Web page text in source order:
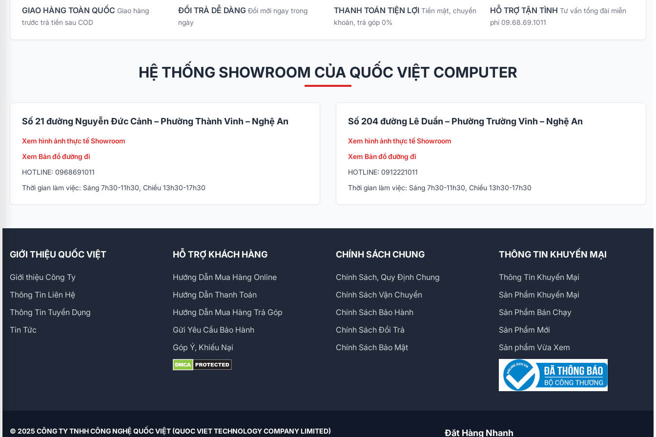
GIAO HÀNG TOÀN QUỐC Giao hàng
trước trả tiền sau COD
ĐỔI TRẢ DỄ DÀNG Đổi mới ngay trong
ngày
THANH TOÁN TIỆN LỢI Tiền mặt, chuyển
khoản, trả góp 0%
HỖ TRỢ TẬN TÌNH Tư vấn tổng đài miễn
phí 09.68.69.1011
HỆ THỐNG SHOWROOM CỦA QUỐC VIỆT COMPUTER
Số 21 đường Nguyễn Đức Cảnh – Phường Thành Vinh – Nghệ An
Xem hình ảnh thực tế Showroom
Xem Bản đồ đường đi
HOTLINE: 0968691011
Thời gian làm việc: Sáng 7h30-11h30, Chiều 13h30-17h30
Số 204 đường Lê Duẩn – Phường Trường Vinh – Nghệ An
Xem hình ảnh thực tế Showroom
Xem Bản đồ đường đi
HOTLINE: 0912221011
Thời gian làm việc: Sáng 7h30-11h30, Chiều 13h30-17h30
GIỚI THIỆU QUỐC VIỆT
Giới thiệu Công Ty
Thông Tin Liên Hệ
Thông Tin Tuyển Dụng
Tin Tức
HỖ TRỢ KHÁCH HÀNG
Hướng Dẫn Mua Hàng Online
Hướng Dẫn Thanh Toán
Hướng Dẫn Mua Hàng Trả Góp
Gửi Yêu Cầu Bảo Hành
Góp Ý, Khiếu Nại
CHÍNH SÁCH CHUNG
Chính Sách, Quy Định Chung
Chính Sách Vận Chuyển
Chính Sách Bảo Hành
Chính Sách Đổi Trả
Chính Sách Bảo Mật
THÔNG TIN KHUYẾN MẠI
Thông Tin Khuyến Mại
Sản Phẩm Khuyến Mại
Sản Phẩm Bán Chạy
Sản Phẩm Mới
Sản phẩm Vừa Xem
© 2025 CÔNG TY TNHH CÔNG NGHỆ QUỐC VIỆT (QUOC VIET TECHNOLOGY COMPANY LIMITED) Đặt Hàng Nhanh